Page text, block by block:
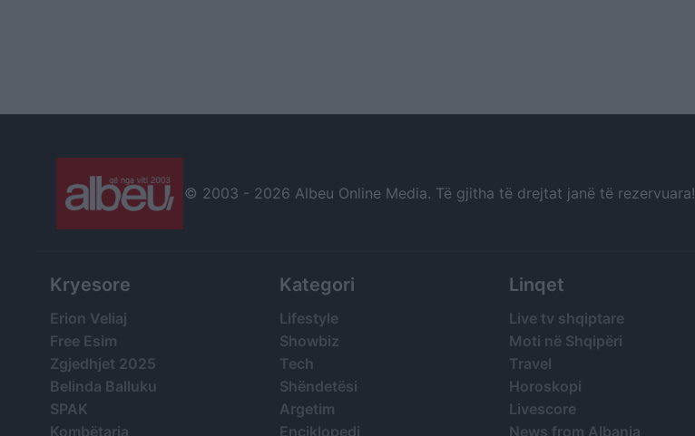
© 2003 - 2026 Albeu Online Media. Të gjitha të drejtat janë të rezervuara!
Kryesore
Erion Veliaj
Free Esim
Zgjedhjet 2025
Belinda Balluku
SPAK
Kombëtarja
Kategori
Lifestyle
Showbiz
Tech
Shëndetësi
Argetim
Enciklopedi
Linqet
Live tv shqiptare
Moti në Shqipëri
Travel
Horoskopi
Livescore
News from Albania